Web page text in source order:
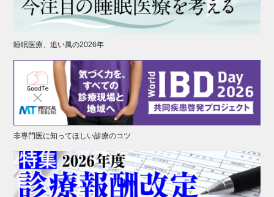
睡眠医療、追い風の2026年
非専門医に知ってほしい診療のコツ